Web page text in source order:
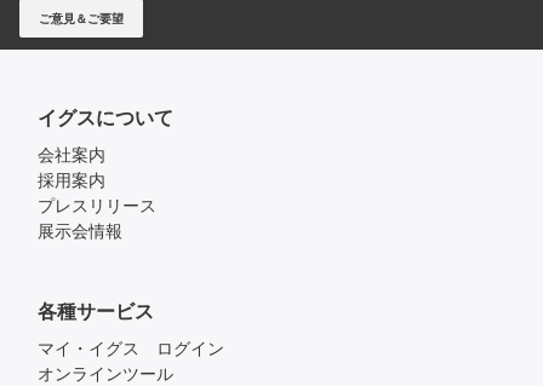
ご意見＆ご要望
イグスについて
会社案内
採用案内
プレスリリース
展示会情報
各種サービス
マイ・イグス ログイン
オンラインツール